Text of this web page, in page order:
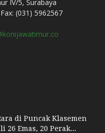
IV/5, Surabaya
(031) 5962567
di Puncak Klasemen
26 Emas, 20 Perak...